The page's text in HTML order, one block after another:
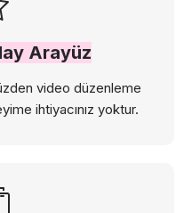
Arayüz
video düzenleme
ihtiyacınız yoktur.